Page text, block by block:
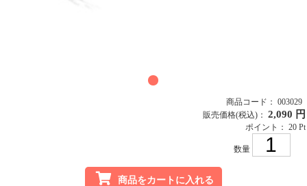
商品コード： 003029
販売価格(税込)： 2,090 円
ポイント： 20 Pt
数量
商品をカートに入れる